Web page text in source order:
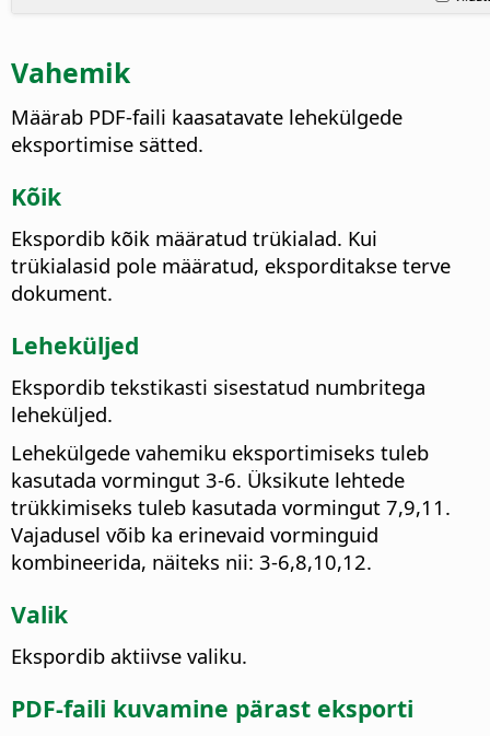
Vahemik
Määrab PDF-faili kaasatavate lehekülgede
eksportimise sätted.
Kõik
Ekspordib kõik määratud trükialad. Kui
trükialasid pole määratud, eksporditakse terve
dokument.
Leheküljed
Ekspordib tekstikasti sisestatud numbritega
leheküljed.
Lehekülgede vahemiku eksportimiseks tuleb
kasutada vormingut 3-6. Üksikute lehtede
trükkimiseks tuleb kasutada vormingut 7,9,11.
Vajadusel võib ka erinevaid vorminguid
kombineerida, näiteks nii: 3-6,8,10,12.
Valik
Ekspordib aktiivse valiku.
PDF-faili kuvamine pärast eksporti